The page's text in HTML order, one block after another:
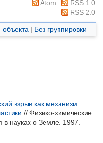
Atom
RSS 1.0
RSS 2.0
объекта | Без группировки
взрыв как механизм
// Физико-химические
в науках о Земле, 1997,